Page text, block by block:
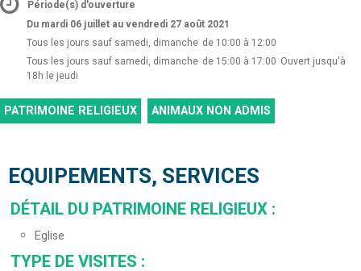
Période(s) d'ouverture
Du mardi 06 juillet au vendredi 27 août 2021
Tous les jours sauf samedi, dimanche de 10:00 à 12:00
Tous les jours sauf samedi, dimanche de 15:00 à 17:00 Ouvert jusqu'à
18h le jeudi
PATRIMOINE RELIGIEUX ANIMAUX NON ADMIS
EQUIPEMENTS, SERVICES
DÉTAIL DU PATRIMOINE RELIGIEUX :
Eglise
TYPE DE VISITES :